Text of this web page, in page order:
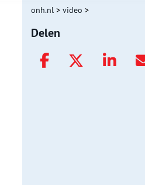
onh.nl > video >
Delen